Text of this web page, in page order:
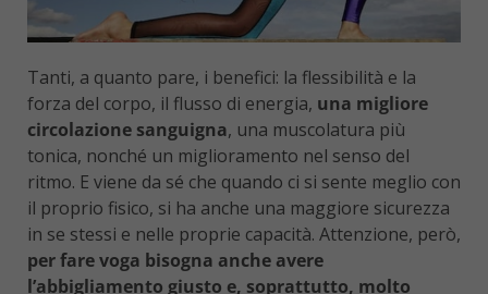
Tanti, a quanto pare, i benefici: la flessibilità e la
forza del corpo, il flusso di energia, una migliore
circolazione sanguigna, una muscolatura più
tonica, nonché un miglioramento nel senso del
ritmo. E viene da sé che quando ci si sente meglio con
il proprio fisico, si ha anche una maggiore sicurezza
in se stessi e nelle proprie capacità. Attenzione, però,
per fare voga bisogna anche avere
l’abbigliamento giusto e, soprattutto, molto